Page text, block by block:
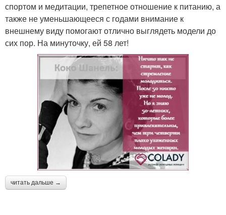
спортом и медитации, трепетное отношение к питанию, а
также не уменьшающееся с годами внимание к
внешнему виду помогают отлично выглядеть модели до
сих пор. На минуточку, ей 58 лет!
читать дальше →